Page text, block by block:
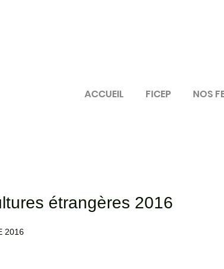
ACCUEIL FICEP NOS
étrangères 2016
2016